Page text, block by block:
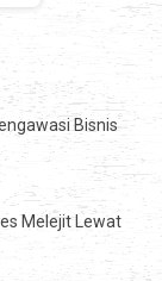
Bisnis
Melejit Lewat